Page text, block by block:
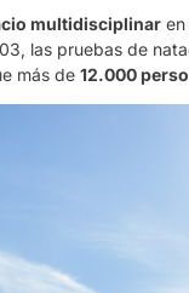
multidisciplinar
las pruebas de
más de 12.000